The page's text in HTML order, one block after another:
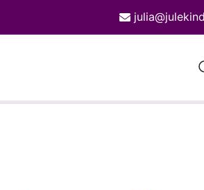
Designs